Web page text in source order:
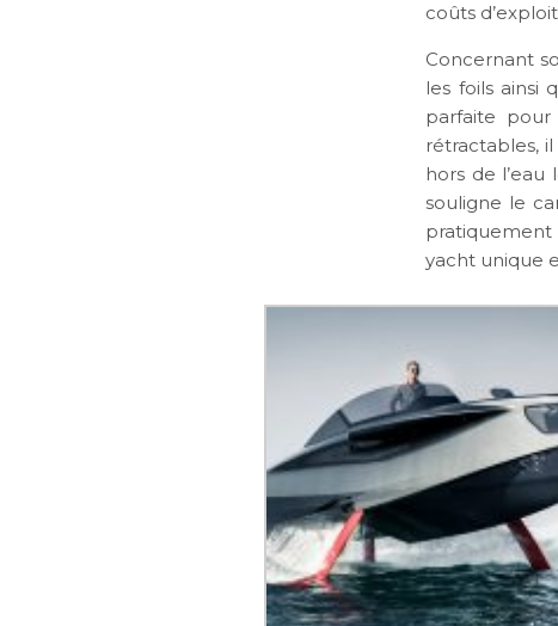
coûts
Concernant
les foils ainsi
parfaite
rétractables,
hors de
souligne le
pratiquement
yacht unique